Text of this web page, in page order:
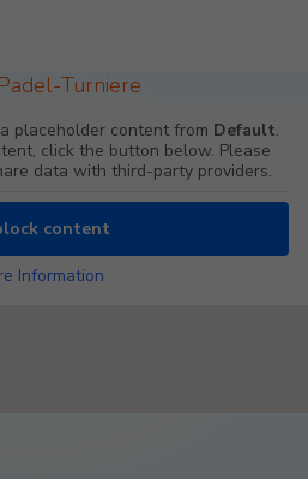
Turniere
placeholder content from Default.
click the button below. Please
data with third-party providers.
content
Information